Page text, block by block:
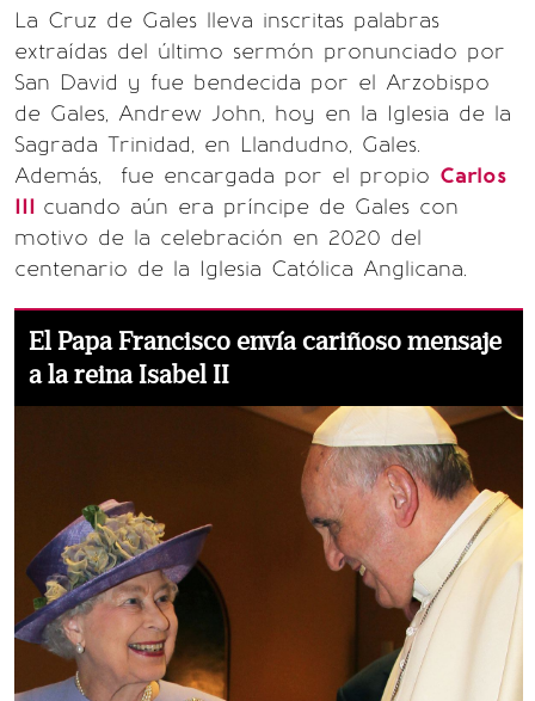
La Cruz de Gales lleva inscritas palabras
extraídas del último sermón pronunciado por
San David y fue bendecida por el Arzobispo
de Gales, Andrew John, hoy en la Iglesia de la
Sagrada Trinidad, en Llandudno, Gales.
Además, fue encargada por el propio Carlos
III cuando aún era príncipe de Gales con
motivo de la celebración en 2020 del
centenario de la Iglesia Católica Anglicana.
El Papa Francisco envía cariñoso mensaje
a la reina Isabel II